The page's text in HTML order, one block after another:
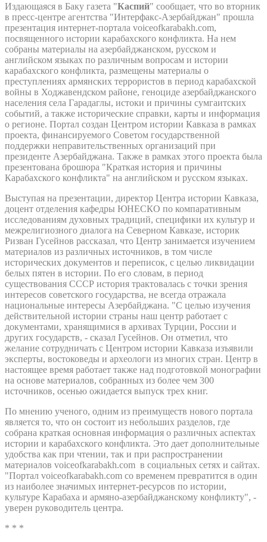
Издающаяся в Баку газета "Каспий" сообщает, что во вторник
в пресс-центре агентства "Интерфакс-Азербайджан" прошла
презентация интернет-портала voiceofkarabakh.com,
посвященного истории карабахского конфликта. На нем
собраны материалы на азербайджанском, русском и
английском языках по различным вопросам и истории
карабахского конфликта, размещены материалы о
преступлениях армянских террористов в период карабахской
войны в Ходжавендском районе, геноциде азербайджанского
населения села Гарадаглы, истоки и причины сумгаитских
событий, а также исторические справки, карты и информация
о регионе. Портал создан Центром истории Кавказа в рамках
проекта, финансируемого Советом государственной
поддержки неправительственных организаций при
президенте Азербайджана. Также в рамках этого проекта была
презентована брошюра "Краткая история и причины
Карабахского конфликта" на английском и русском языках.
Выступая на презентации, директор Центра истории Кавказа,
доцент отделения кафедры ЮНЕСКО по компаративным
исследованиям духовных традиций, специфики их культур и
межрелигиозного диалога на Северном Кавказе, историк
Ризван Гусейнов рассказал, что Центр занимается изучением
материалов из различных источников, в том числе
исторических документов и переписок, с целью ликвидации
белых пятен в истории. По его словам, в период
существования СССР история трактовалась с точки зрения
интересов советского государства, не всегда отражала
национальные интересы Азербайджана. "С целью изучения
действительной истории страны наш центр работает с
документами, хранящимися в архивах Турции, России и
других государств, - сказал Гусейнов. Он отметил, что
желание сотрудничать с Центром истории Кавказа изъявили
эксперты, востоковеды и археологи из многих стран. Центр в
настоящее время работает также над подготовкой монографии
на основе материалов, собранных из более чем 300
источников, осенью ожидается выпуск трех книг.
По мнению ученого, одним из преимуществ нового портала
является то, что он состоит из небольших разделов, где
собрана краткая основная информация о различных аспектах
истории и карабахского конфликта. Это дает дополнительные
удобства как при чтении, так и при распространении
материалов voiceofkarabakh.com в социальных сетях и сайтах.
"Портал voiceofkarabakh.com со временем превратится в один
из наиболее значимых интернет-ресурсов по истории,
культуре Карабаха и армяно-азербайджанскому конфликту", -
уверен руководитель центра.
* * *